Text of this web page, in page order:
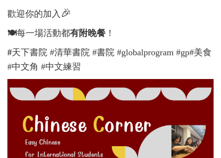
歡迎你的加入 🎉
🍽️每一場活動都有附晚餐 ！
#天下書院 #清華書院 #書院 #globalprogram #gp#美食
#中文角 #中文練習